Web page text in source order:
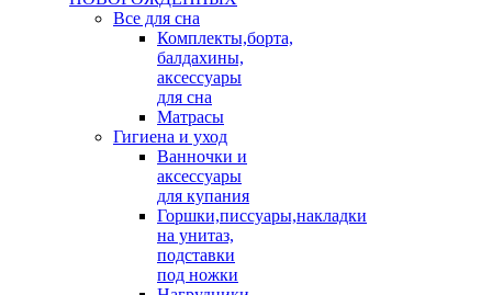
Все для сна
Комплекты,борта,
балдахины,
аксессуары
для сна
Матрасы
Гигиена и уход
Ванночки и
аксессуары
для купания
Горшки,писсуары,накладки
на унитаз,
подставки
под ножки